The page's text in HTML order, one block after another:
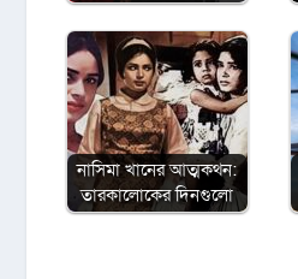
নাসিমা খানের আত্মকথন:
তারকালোকের দিনগুলো